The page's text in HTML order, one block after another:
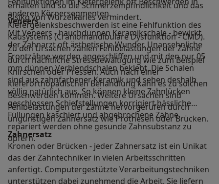
erhalten und so die Schmerzempfindlichkeit und das
Risiko von Wurzelkaries vermindert.
anderen Körpersegmenten.
Kiefergelenksbeschwerden ist eine Fehlfunktion des
Kausystems (Craniomandibuläre Dysfunktion - CMD).
Zu den Ursachen zählen Fehlbelastungen der Zähne
durch nächtliche Stressbewältigung wie zum Beispiel
Knirschen oder Pressen. Auch nach einer
kieferorthopädischen Behandlung kann es zu solchen
Beschwerden kommen. Weitere Ursachen sind
Fehlbelastungen der Zähne hervorgerufen durch
ungünstigen Zahnersatz wie Prothesen oder Brücken.
Veneers
Mit Veneers - hauchdünnen Keramikschale - bewirkt
der Zahnarzt oft ästhetische Wunder. Unansehnliche
Frontzähne werden angeschliffen und mit den nur 05
mm dünnen Verblendschalen beklebt. Die Schalen
sind aus zahnfarbener Keramik und sehen deshalb
völlig natürlich aus. So können kleine Zahnlücken
geschlossen Schiefstellungen korrigiert hässliche
Füllungen kaschiert und abgebrochene Zähne
repariert werden ohne gesunde Zahnsubstanz zu
opfern.
Zahnersatz
Kronen oder Brücken - jeder Zahnersatz ist ein Unikat
das der Zahntechniker in vielen Arbeitsschritten
anfertigt. Computergestützte Verarbeitungstechniken
unterstützen dabei zunehmend die Arbeit. Sie liefern